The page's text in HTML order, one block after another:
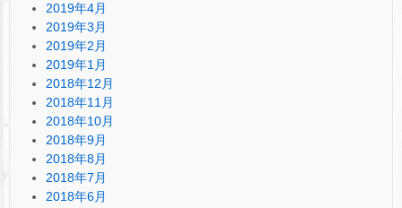
2019年4月
2019年3月
2019年2月
2019年1月
2018年12月
2018年11月
2018年10月
2018年9月
2018年8月
2018年7月
2018年6月